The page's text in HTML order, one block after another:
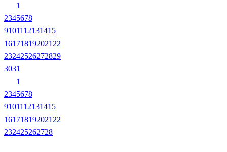
1
2345678
9101112131415
161718192021 22
23242526272829
3031
1
2345678
9101112131415
161718192021 22
232425262728